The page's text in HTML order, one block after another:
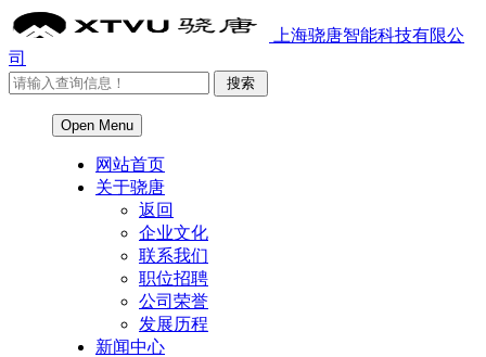
上海骁唐智能科技有限公
司
Open Menu
网站首页
关于骁唐
返回
企业文化
联系我们
职位招聘
公司荣誉
发展历程
新闻中心